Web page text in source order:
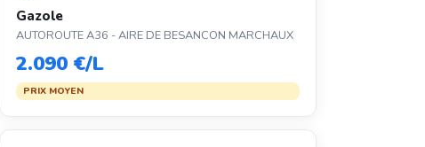
Gazole
AUTOROUTE A36 - AIRE DE BESANCON MARCHAUX
2.090 €/L
PRIX MOYEN